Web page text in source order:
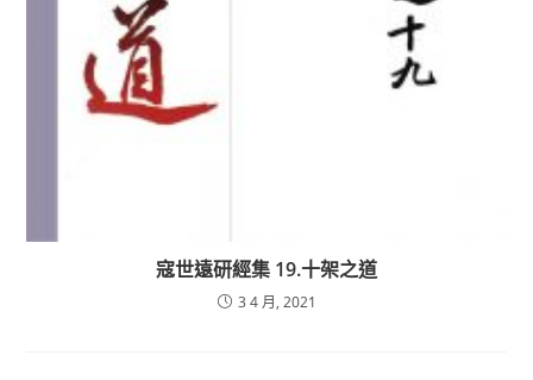
寇世遠研經集 19.十架之道
3 4 月, 2021